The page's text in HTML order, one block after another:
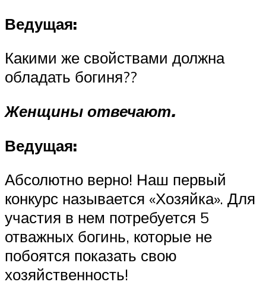
Ведущая:
Какими же свойствами должна
обладать богиня??
Женщины отвечают.
Ведущая:
Абсолютно верно! Наш первый
конкурс называется «Хозяйка». Для
участия в нем потребуется 5
отважных богинь, которые не
побоятся показать свою
хозяйственность!